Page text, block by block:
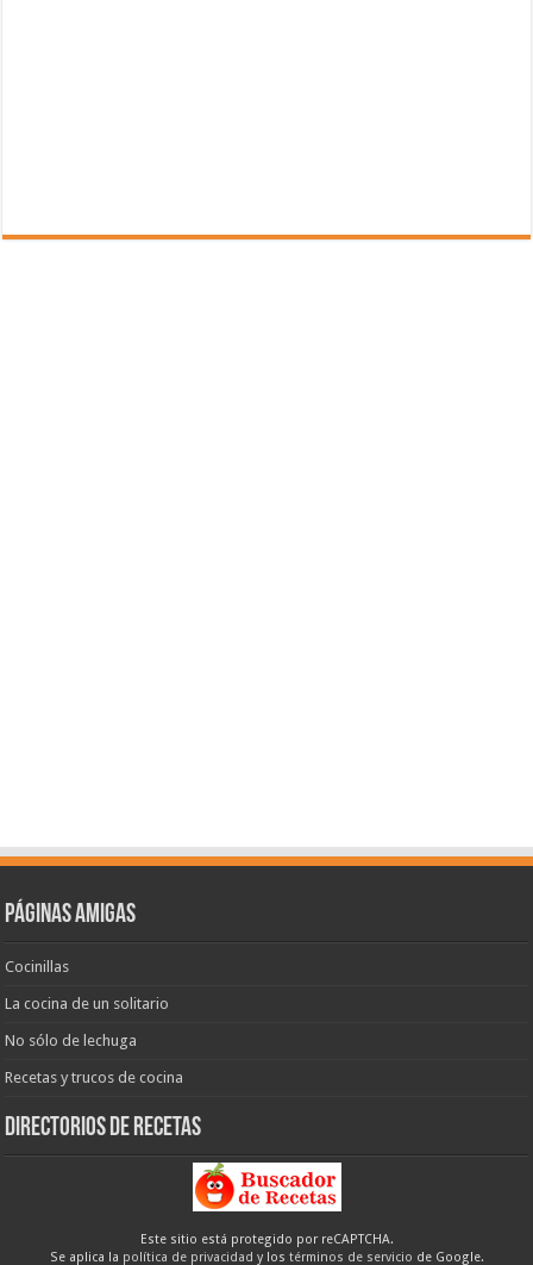
Páginas amigas
Cocinillas
La cocina de un solitario
No sólo de lechuga
Recetas y trucos de cocina
Directorios de recetas
Este sitio está protegido por reCAPTCHA.
Se aplica la política de privacidad y los términos de servicio de Google.